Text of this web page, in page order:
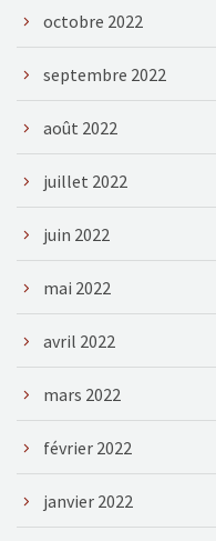
octobre 2022
septembre 2022
août 2022
juillet 2022
juin 2022
mai 2022
avril 2022
mars 2022
février 2022
janvier 2022